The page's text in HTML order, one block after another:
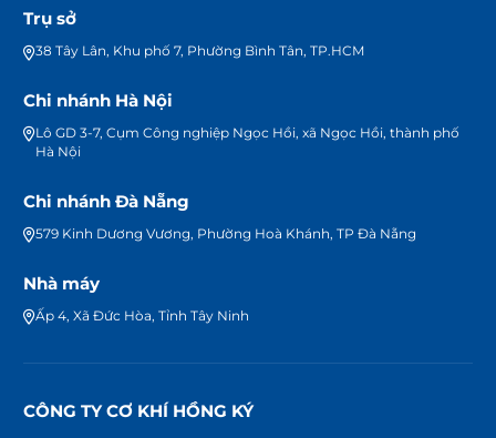
Trụ sở
38 Tây Lân, Khu phố 7, Phường Bình Tân, TP.HCM
Chi nhánh Hà Nội
Lô GD 3-7, Cụm Công nghiệp Ngọc Hồi, xã Ngọc Hồi, thành phố
Hà Nội
Chi nhánh Đà Nẵng
579 Kinh Dương Vương, Phường Hoà Khánh, TP Đà Nẵng
Nhà máy
Ấp 4, Xã Đức Hòa, Tỉnh Tây Ninh
CÔNG TY CƠ KHÍ HỒNG KÝ